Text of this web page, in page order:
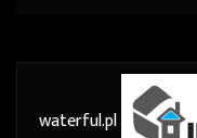
waterful.pl